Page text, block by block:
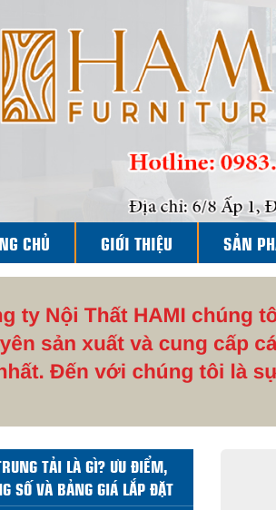
CHỦ GIỚI THIỆU SẢN
TẢI LÀ GÌ? ƯU ĐIỂM,
SỐ VÀ BẢNG GIÁ LẮP ĐẶT